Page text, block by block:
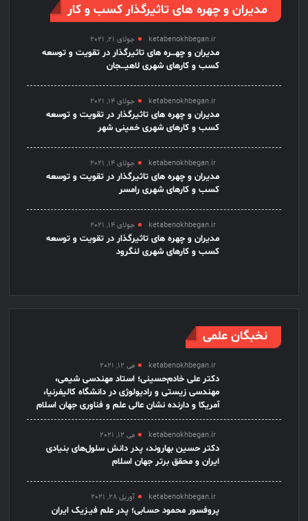
مدیران و چهره های تاثیرگذار کسب و کار
ketabenokhbegan.ir جولای 21, 2021
مدیران و چهـــره های تاثیرگذار در تقویت و توسعه
کسب و کارهای شهری لاهیـــجان
ketabenokhbegan.ir جولای 14, 2021
مدیران و چهره های تاثیرگذار در تقویت و توسعه
کسب و کارهای شهری خمینی شهر
ketabenokhbegan.ir جولای 14, 2021
مدیران و چهره های تاثیرگذار در تقویت و توسعه
کسب و کارهای شهری رامسر
ketabenokhbegan.ir جولای 14, 2021
مدیران و چهره های تاثیرگذار در تقویت و توسعه
کسب و کارهای شهری لنگرود
نخبگان علمی
ketabenokhbegan.ir می 12, 2021
دکتر علی خادم‌حسینی؛ استاد مهندسی شیمی،
مهندسی زیستی و رادیولوژی در دانشگاه کالیفرنیا،
آمریکا و دارنده نشان عالی علم و فناوری جهان اسلام
ketabenokhbegan.ir می 12, 2021
دکتر حسین بهاروند، پدر دانش سلول‌های بنیادی
ایران و محقق برتر جهان اسلام
ketabenokhbegan.ir آوریل 28, 2021
پروفسور محمود حسـابی؛ پدر علم فیـزیک ایران